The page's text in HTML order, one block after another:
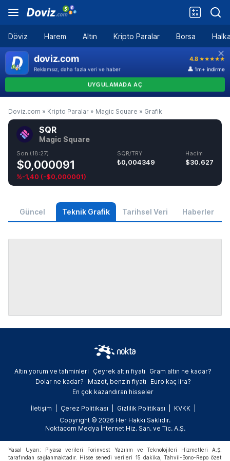
Döviz Harem Altın Kripto Paralar Borsa
Doviz.com » Kripto Paralar » Magic Square » Grafik
SQR
Magic Square
Son (18:27)
$0,000091
%-1,40 (-$0,000001)
SQR/TRY
₺0,004349
Hacim
$30.627
Güncel Teknik Grafik Tarihsel Veri Haberler
Altın yorum ve tahminleri Çeyrek altın fiyatı
Gram altın ne kadar?
Dolar ne kadar?
Mazot, benzin fiyatı
Euro kaç lira?
En çok kazandıran hisseler
İletişim Çerez Politikası Gizlilik Politikası
KVKK
Copyright © 2026 Her Hakkı Saklıdır.
Noktacom Medya İnternet Hiz. San. ve Tic. A.Ş.
Yasal Uyarı: Piyasa verileri Forinvest Yazılım ve Teknolojileri Hizmetleri A.Ş.
tarafından sağlanmaktadır. Hisse senedi verileri 15 dakika, Tahvil-Bono-Repo özet